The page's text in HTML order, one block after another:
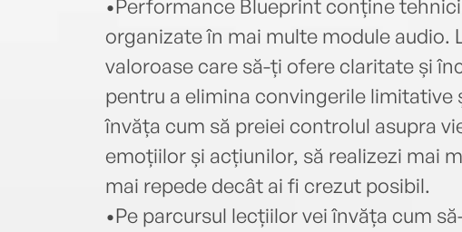
•Performance Blueprint conține
organizate în mai multe module
valoroase care să-ți ofere claritate și
pentru a elimina convingerile limitative
învăța cum să preiei controlul asupra
emoțiilor și acțiunilor, să realizezi mai
mai repede decât ai fi crezut posibil.
•Pe parcursul lecțiilor vei învăța cum